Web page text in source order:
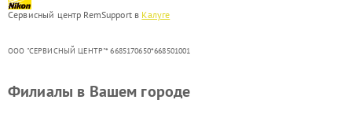
Сервисный центр RemSupport в Калуге
ООО "СЕРВИСНЫЙ ЦЕНТР"* 6685170650*668501001
Филиалы в Вашем городе